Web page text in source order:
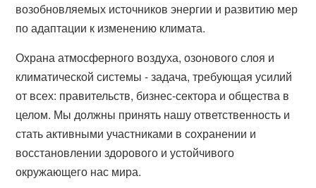
возобновляемых источников энергии и развитию мер
по адаптации к изменению климата.
Охрана атмосферного воздуха, озонового слоя и
климатической системы - задача, требующая усилий
от всех: правительств, бизнес-сектора и общества в
целом. Мы должны принять нашу ответственность и
стать активными участниками в сохранении и
восстановлении здорового и устойчивого
окружающего нас мира.